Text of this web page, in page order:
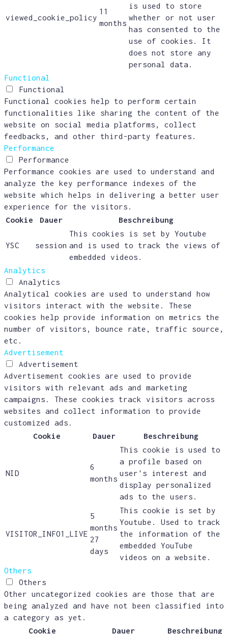
viewed_cookie_policy
11
months
is used to store
whether or not user
has consented to the
use of cookies. It
does not store any
personal data.
Functional
Functional
Functional cookies help to perform certain
functionalities like sharing the content of the
website on social media platforms, collect
feedbacks, and other third-party features.
Performance
Performance
Performance cookies are used to understand and
analyze the key performance indexes of the
website which helps in delivering a better user
experience for the visitors.
Cookie
Dauer Beschreibung
YSC session
This cookies is set by Youtube
and is used to track the views of
embedded videos.
Analytics
Analytics
Analytical cookies are used to understand how
visitors interact with the website. These
cookies help provide information on metrics the
number of visitors, bounce rate, traffic source,
etc.
Advertisement
Advertisement
Advertisement cookies are used to provide
visitors with relevant ads and marketing
campaigns. These cookies track visitors across
websites and collect information to provide
customized ads.
Cookie
Dauer Beschreibung
NID
6
months
This cookie is used to
a profile based on
user's interest and
display personalized
ads to the users.
VISITOR_INFO1_LIVE
5
months
27
days
This cookie is set by
Youtube. Used to track
the information of the
embedded YouTube
videos on a website.
Others
Others
Other uncategorized cookies are those that are
being analyzed and have not been classified into
a category as yet.
Cookie
Dauer Beschreibung